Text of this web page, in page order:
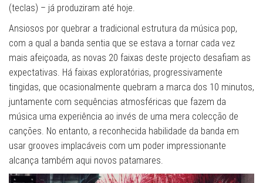
(teclas) – já produziram até hoje.
Ansiosos por quebrar a tradicional estrutura da música pop,
com a qual a banda sentia que se estava a tornar cada vez
mais afeiçoada, as novas 20 faixas deste projecto desafiam as
expectativas. Há faixas exploratórias, progressivamente
tingidas, que ocasionalmente quebram a marca dos 10 minutos,
juntamente com sequências atmosféricas que fazem da
música uma experiência ao invés de uma mera colecção de
canções. No entanto, a reconhecida habilidade da banda em
usar grooves implacáveis com um poder impressionante
alcança também aqui novos patamares.